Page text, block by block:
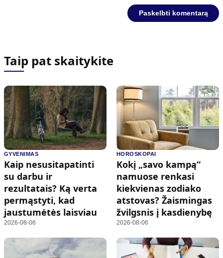
Taip pat skaitykite
GYVENIMAS
Kaip nesusitapatinti
su darbu ir
rezultatais? Ką verta
permąstyti, kad
jaustumėtės laisviau
2026-08-06
HOROSKOPAI
Kokį „savo kampą“
namuose renkasi
kiekvienas zodiako
atstovas? Žaismingas
žvilgsnis į kasdienybę
2026-08-06